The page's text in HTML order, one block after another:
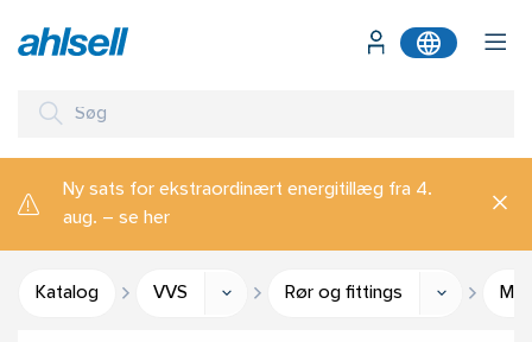
Ny sats for ekstraordinært energitillæg fra 4.
aug. – se her
Katalog VVS Rør og fittings